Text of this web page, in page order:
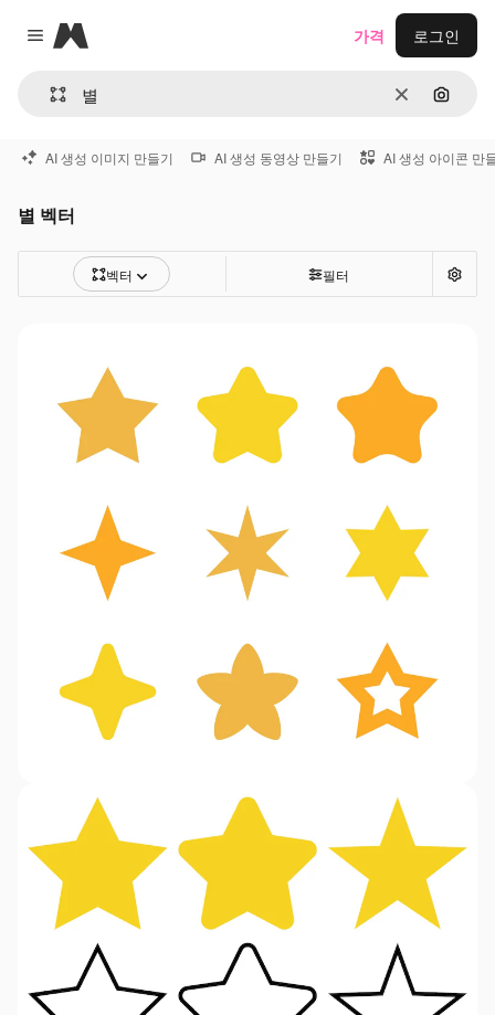
Close menu
Magnific
지우기이미지
가격 로그인
AI 생성 이미지 만들기 AI 생성 동영상 만들기 AI 생성 아이콘 만
별 벡터
벡터 필터